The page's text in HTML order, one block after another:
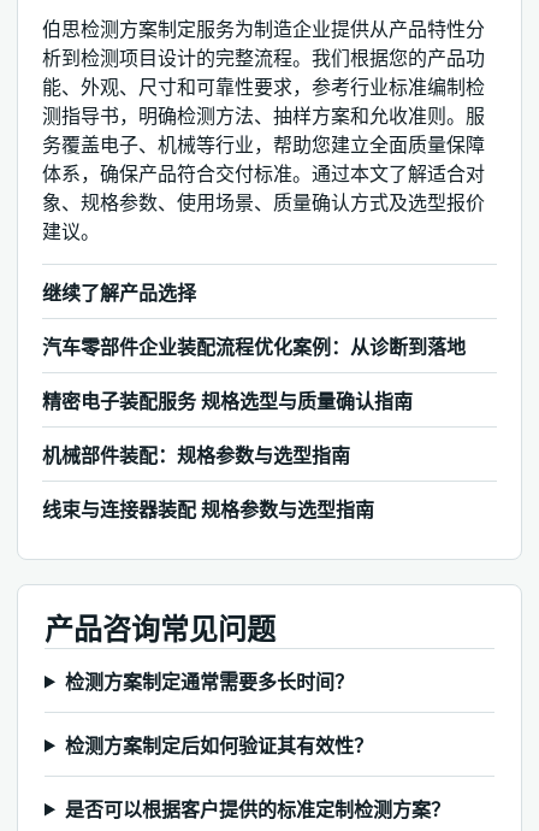
伯思检测方案制定服务为制造企业提供从产品特性分
析到检测项目设计的完整流程。我们根据您的产品功
能、外观、尺寸和可靠性要求，参考行业标准编制检
测指导书，明确检测方法、抽样方案和允收准则。服
务覆盖电子、机械等行业，帮助您建立全面质量保障
体系，确保产品符合交付标准。通过本文了解适合对
象、规格参数、使用场景、质量确认方式及选型报价
建议。
继续了解产品选择
汽车零部件企业装配流程优化案例：从诊断到落地
精密电子装配服务 规格选型与质量确认指南
机械部件装配：规格参数与选型指南
线束与连接器装配 规格参数与选型指南
产品咨询常见问题
检测方案制定通常需要多长时间？
检测方案制定后如何验证其有效性？
是否可以根据客户提供的标准定制检测方案？